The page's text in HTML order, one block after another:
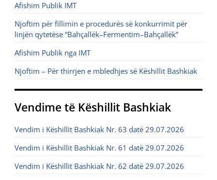
Afishim Publik IMT
Njoftim për fillimin e procedurës së konkurrimit për
linjën qytetëse “Bahçallëk–Fermentim–Bahçallëk”
Afishim Publik nga IMT
Njoftim – Për thirrjen e mbledhjes së Këshillit Bashkiak
Vendime të Këshillit Bashkiak
Vendim i Këshillit Bashkiak Nr. 63 datë 29.07.2026
Vendim i Këshillit Bashkiak Nr. 61 datë 29.07.2026
Vendim i Këshillit Bashkiak Nr. 62 datë 29.07.2026